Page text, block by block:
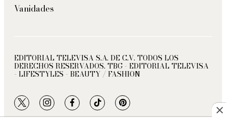
Vanidades
EDITORIAL TELEVISA S.A. DE C.V. TODOS LOS
DERECHOS RESERVADOS. TBG - EDITORIAL TELEVISA
- LIFESTYLES - BEAUTY / FASHION
twitterinstagramfacebooktiktokpinterest